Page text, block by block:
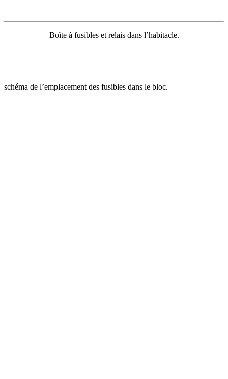
Boîte à fusibles et relais dans l’habitacle.
schéma de l’emplacement des fusibles dans le bloc.